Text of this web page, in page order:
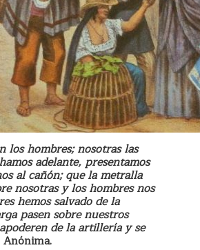
los hombres; nosotras las
adelante, presentamos
al cañón; que la metralla
nosotras y los hombres nos
hemos salvado de la
pasen sobre nuestros
de la artillería y se
Anónima.